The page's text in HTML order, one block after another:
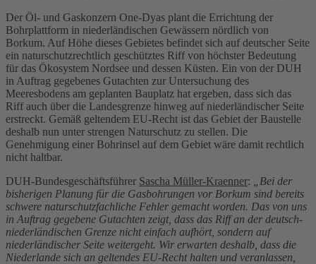
Der Öl- und Gaskonzern One-Dyas plant die Errichtung der
Bohrplattform in niederländischen Gewässern nördlich von
Borkum. Auf Höhe dieses Gebietes befindet sich auf deutscher Seite
ein naturschutzrechtlich geschütztes Riff von höchster Bedeutung
für das Ökosystem Nordsee und dessen Küsten. Ein von der DUH
in Auftrag gegebenes Gutachten zur Untersuchung des
Meeresbodens am geplanten Bauplatz hat ergeben, dass sich das
Riff auch über die Landesgrenze hinweg auf niederländischer Seite
erstreckt. Gemäß geltendem EU-Recht ist das Gebiet der Baustelle
deshalb nun unter strengen Naturschutz zu stellen. Die
Genehmigung einer Bohrinsel auf dem Gebiet wäre damit rechtlich
nicht haltbar.
DUH-Bundesgeschäftsführer Sascha Müller-Kraenner:
„Bei der
bisherigen Planung für die Gasbohrungen vor Borkum sind bereits
schwere naturschutzfachliche Fehler gemacht worden. Das von uns
in Auftrag gegebene Gutachten zeigt, dass das Riff an der deutsch-
niederländischen Grenze nicht einfach aufhört, sondern auf
niederländischer Seite weitergeht. Wir erwarten deshalb, dass die
Niederlande sich an geltendes EU-Recht halten und veranlassen,